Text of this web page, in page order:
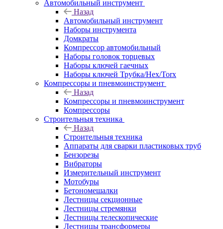
Автомобильный инструмент
Назад
Автомобильный инструмент
Наборы инструмента
Домкраты
Компрессор автомобильный
Наборы головок торцевых
Наборы ключей гаечных
Наборы ключей Трубка/Hex/Torx
Компрессоры и пневмоинструмент
Назад
Компрессоры и пневмоинструмент
Компрессоры
Строительныя техника
Назад
Строительныя техника
Аппараты для сварки пластиковых труб
Бензорезы
Вибраторы
Измерительный инструмент
Мотобуры
Бетономешалки
Лестницы секционные
Лестницы стремянки
Лестницы телескопические
Лестницы трансформеры